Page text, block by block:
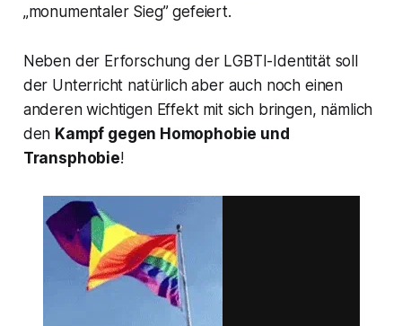
„monumentaler Sieg” gefeiert.
Neben der Erforschung der LGBTI-Identität soll
der Unterricht natürlich aber auch noch einen
anderen wichtigen Effekt mit sich bringen, nämlich
den Kampf gegen Homophobie und
Transphobie!